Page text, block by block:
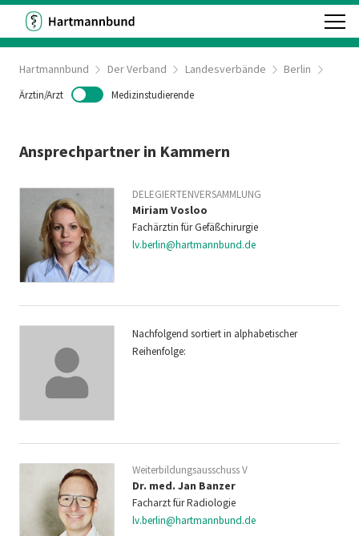
Hartmannbund Der Verband Landesverbände Berlin
Ärztin/Arzt Medizinstudierende
Ansprechpartner in Kammern
DELEGIERTENVERSAMMLUNG
Miriam Vosloo
Fachärztin für Gefäßchirurgie
lv.berlin@hartmannbund.de
Nachfolgend sortiert in alphabetischer
Reihenfolge:
Weiterbildungsausschuss V
Dr. med. Jan Banzer
Facharzt für Radiologie
lv.berlin@hartmannbund.de